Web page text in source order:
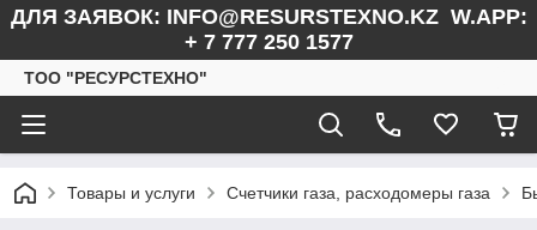
ДЛЯ ЗАЯВОК: INFO@RESURSTEXNO.KZ W.APP:
+ 7 777 250 1577
ТОО "РЕСУРСТЕХНО"
Товары и услуги Счетчики газа, расходомеры газа